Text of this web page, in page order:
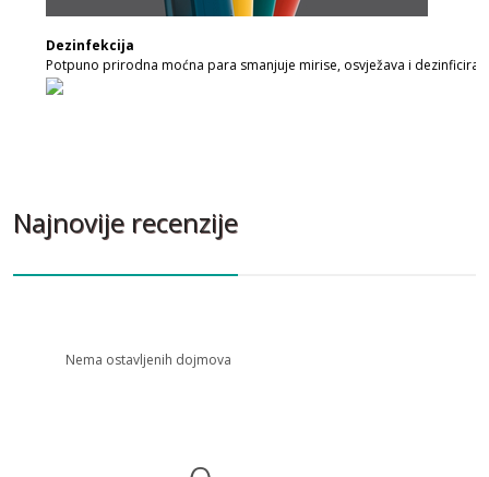
Dezinfekcija
Potpuno prirodna moćna para smanjuje mirise, osvježava i dezinficira.
Najnovije recenzije
Nema ostavljenih dojmova